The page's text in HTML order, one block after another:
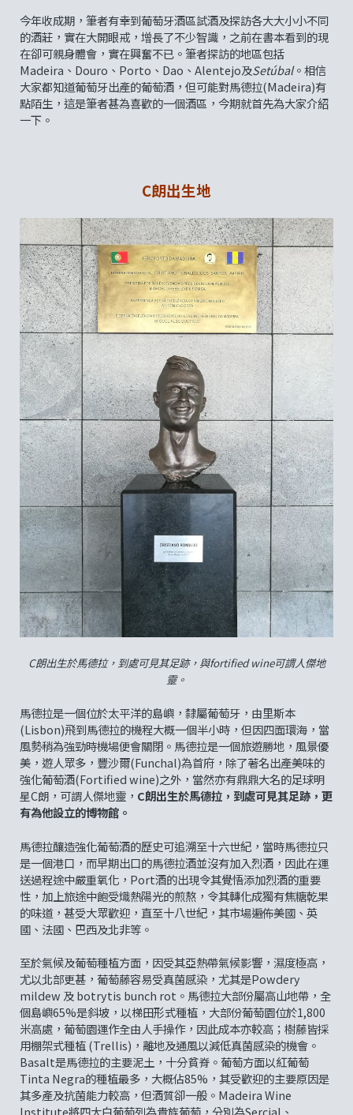
今年收成期，筆者有幸到葡萄牙酒區試酒及探訪各大大小小不同
的酒莊，實在大開眼戒，增長了不少智識，之前在書本看到的現
在卻可親身體會，實在興奮不已。筆者探訪的地區包括
Madeira、Douro、Porto、Dao、Alentejo及Setúbal。相信
大家都知道葡萄牙出產的葡萄酒，但可能對馬德拉(Madeira)有
點陌生，這是筆者甚為喜歡的一個酒區，今期就首先為大家介紹
一下。
C朗出生地
C朗出生於馬德拉，到處可見其足跡，與fortified wine可謂人傑地
靈。
馬德拉是一個位於太平洋的島嶼，隸屬葡萄牙，由里斯本
(Lisbon)飛到馬德拉的機程大概一個半小時，但因四面環海，當
風勢稍為強勁時機場便會關閉。馬德拉是一個旅遊勝地，風景優
美，遊人眾多，豐沙爾(Funchal)為首府，除了著名出產美味的
強化葡萄酒(Fortified wine)之外，當然亦有鼎鼎大名的足球明
星C朗，可謂人傑地靈， C朗出生於馬德拉，到處可見其足跡，更
有為他設立的博物館。
馬德拉釀造強化葡萄酒的歷史可追溯至十六世紀，當時馬德拉只
是一個港口，而早期出口的馬德拉酒並沒有加入烈酒，因此在運
送過程途中嚴重氧化，Port酒的出現令其覺悟添加烈酒的重要
性，加上旅途中飽受熾熱陽光的煎熬，令其轉化成獨有焦糖乾果
的味道，甚受大眾歡迎，直至十八世紀，其市場遍佈美國、英
國、法國、巴西及北非等。
至於氣候及葡萄種植方面，因受其亞熱帶氣候影響，濕度極高，
尤以北部更甚，葡萄藤容易受真菌感染，尤其是Powdery
mildew 及 botrytis bunch rot。馬德拉大部份屬高山地帶，全
個島嶼65%是斜坡，以梯田形式種植，大部份葡萄園位於1,800
米高處，葡萄園運作全由人手操作，因此成本亦較高；樹藤皆採
用棚架式種植 (Trellis)，離地及通風以減低真菌感染的機會。
Basalt是馬德拉的主要泥土，十分貧脊。葡萄方面以紅葡萄
Tinta Negra的種植最多，大概佔85%，其受歡迎的主要原因是
其多產及抗菌能力較高，但酒質卻一般。Madeira Wine
Institute將四大白葡萄列為貴族葡萄，分別為Sercial、